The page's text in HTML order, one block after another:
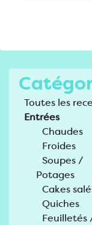
Toutes les
Entrées
Chaudes
Froides
Soupes /
Potages
Cakes
Quiches
Feuilletés